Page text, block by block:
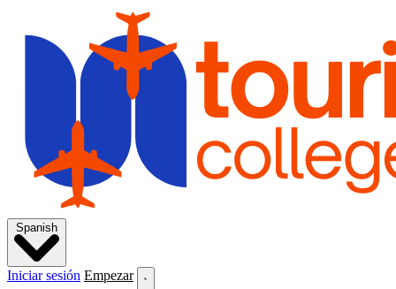
Spanish
Iniciar sesión Empezar